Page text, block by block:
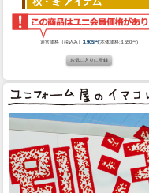
通常価格（税込み）3,905円(本体価格:3,550円)